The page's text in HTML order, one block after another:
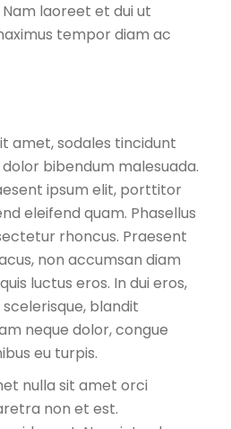
laoreet et dui ut
tempor diam ac
amet, sodales tincidunt
bibendum malesuada.
ipsum elit, porttitor
eleifend quam. Phasellus
rhoncus. Praesent
non accumsan diam
luctus eros. In dui eros,
blandit
neque dolor, congue
eu turpis.
nulla sit amet orci
non et est.